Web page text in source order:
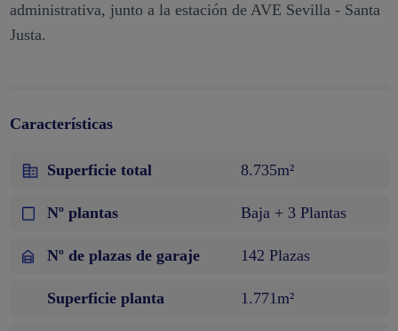
administrativa, junto a la estación de AVE Sevilla - Santa
Justa.
Características
Superficie total 8.735m²
Nº plantas Baja + 3 Plantas
Nº de plazas de garaje 142 Plazas
Superficie planta 1.771m²